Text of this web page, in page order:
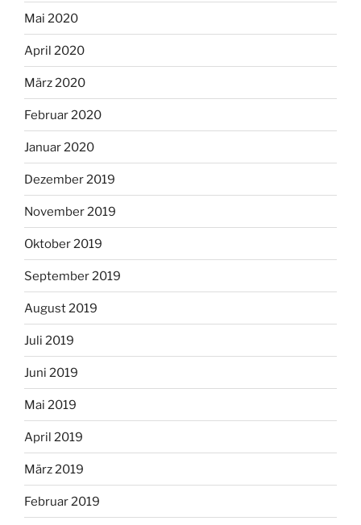
Mai 2020
April 2020
März 2020
Februar 2020
Januar 2020
Dezember 2019
November 2019
Oktober 2019
September 2019
August 2019
Juli 2019
Juni 2019
Mai 2019
April 2019
März 2019
Februar 2019